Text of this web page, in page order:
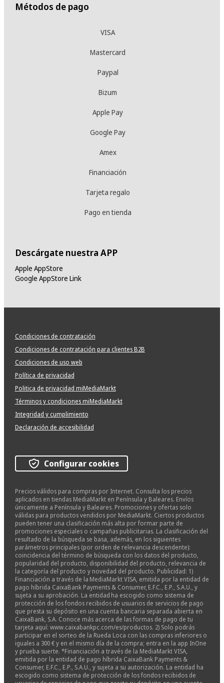
Métodos de pago
VISA
Mastercard
Paypal
Bizum
Apple Pay
Google Pay
Amex
Financiación
Tarjeta regalo
Pago en tienda
Descárgate nuestra APP
Apple AppStore
Google AppStore Link
Condiciones de contratación
Condiciones de contratación para clientes B2B
Condiciones de uso web
Política de privacidad
Politica de privacidad miMediaMarkt
Términos y condiciones miMediaMarkt
Integridad y cumplimiento
Declaración de accesibilidad
Configurar cookies
Precios válidos para compras por Internet. Consulta los precios
aplicados en tiendas MediaMarkt en Península y Baleares. Envíos
únicamente a Península y Baleares. Promociones y ofertas solo
válidas para productos vendidos por MediaMarkt. Ciertos productos
pueden tener una clasificación más alta por formar parte de
promociones especiales o campañas publicitarias. La clasificación del
resultado de la búsqueda se basa, además, en los siguientes
parámetros principales (por orden de relevancia descendente):
coincidencia del término de búsqueda con los datos del producto,
popularidad del producto, disponibilidad del producto, relevancia de
la categoría del producto y novedad del producto. Publicidad: 1)
Financiación a través de la MediaMarkt VISA, emitida por la entidad de
pago híbrida CaixaBank Payments & Consumer, E.F.C., E.P., S.A.U., y
sujeta a su aprobación. La entidad ha escogido como sistema de
protección de los fondos recibidos de usuarios de servicios de pago
que presta su depósito en una cuenta bancaria separada abierta en
CaixaBank, S.A. Conoce más acerca de las formas de pago de tu
tarjeta aquí: www.caixabankpc.com/es/productos. 2) Solo podrás
participar en el sorteo de la Rueda Loca con las compras inferiores o
iguales a 300 € y en el mismo día de la compra; entra en la app InOne
y prueba suerte. *Financiación a través de la MediaMarkt VISA,
emitida por la entidad de pago híbrida CaixaBank Payments &
Consumer, E.F.C., E.P., S.A.U., y sujeta a su autorización. La entidad ha
escogido como sistema de protección de los fondos recibidos de